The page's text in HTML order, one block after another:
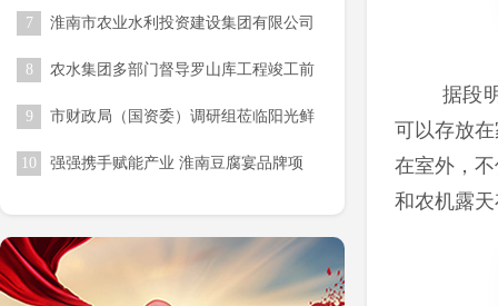
交结果公告
7
淮南市农业水利投资建设集团有限公司
次）成交结果公告
8
农水集团多部门督导罗山库工程竣工前
9
市财政局（国资委）调研组莅临阳光鲜
量发展
10
强强携手赋能产业 淮南豆腐宴品牌项
据段
可以存放
在室外，
和农机露